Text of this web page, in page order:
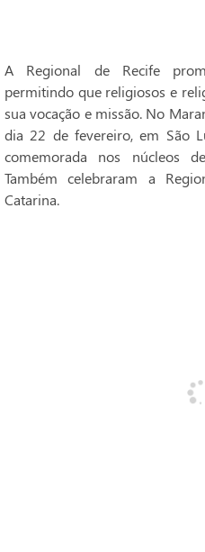
A Regional de Recife
permitindo que religiosos e
sua vocação e missão. No
dia 22 de fevereiro, em São
comemorada nos núcleos
Também celebraram a
Catarina.